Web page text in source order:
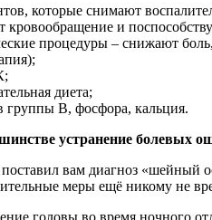
которые снимают
кровообращение и
процедуры – снижают
диета;
группы В, фосфора, кальция.
устранение болевых
вам диагноз «шейный
меры ещё никому не